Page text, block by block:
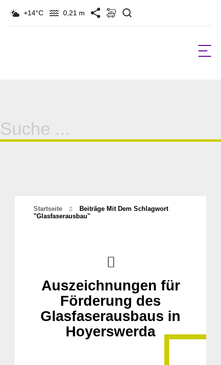
+14°C 0,21 m
Suche
für:
Startseite
Beiträge Mit Dem Schlagwort
"Glasfaserausbau"
Auszeichnungen für
Förderung des
Glasfaserausbaus in
Hoyerswerda